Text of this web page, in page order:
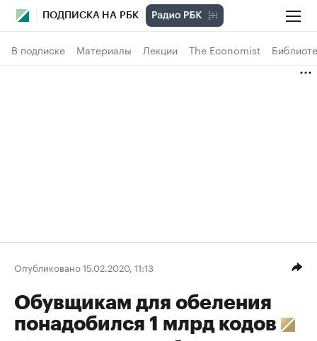
ПОДПИСКА НА РБК
В подписке Материалы Лекции The Economist
Опубликовано 15.02.2020, 11:13
Обувщикам для обеления
понадобился 1 млрд кодов